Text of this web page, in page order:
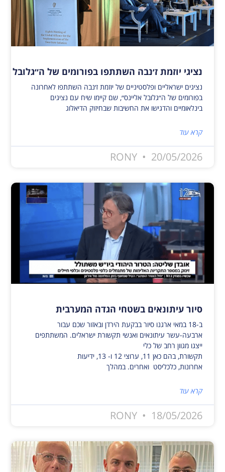
נציגי יוזמת ז׳נבה השתתפו בפורומים של ה״גלובל
נציגים ישראליים ופלסטיניים של יוזמת ז׳נבה השתתפו לאחרונה
בפורומים של ה״גלובל אליינס״, שם קיימו שיח עם נציגים
בינלאומיים והדגישו את החשיבות שבחיזוק הדיאלוג
קרא עוד
RONY 20/05/2026
סיור עיתונאים בשטחי הגדה המערבית
ב-18 במאי ארגנו סיור בבקעת הירדן ובאזור שכם עבור
ארבעה-עשר עיתונאים ואנשי תקשורת ישראלים. המשתתפים
ייצגו מגוון רחב של כלי
תקשורת, בהם כאן 11, ערוצי 12 ו- 13, ידיעות
אחרונות, כלכליסט ואחרים. במהלך
קרא עוד
RONY 18/05/2026